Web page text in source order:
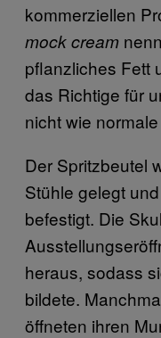
kommerziellen
mock cream
pflanzliches Fett
das Richtige für
nicht wie
Der Spritzbeutel
Stühle gelegt
befestigt. Die
heraus, sodass
bildete.
öffneten ihren